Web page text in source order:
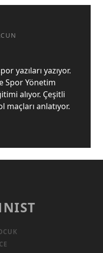
yazıları yazıyor.
Spor Yönetim
alıyor. Çeşitli
maçları anlatıyor.